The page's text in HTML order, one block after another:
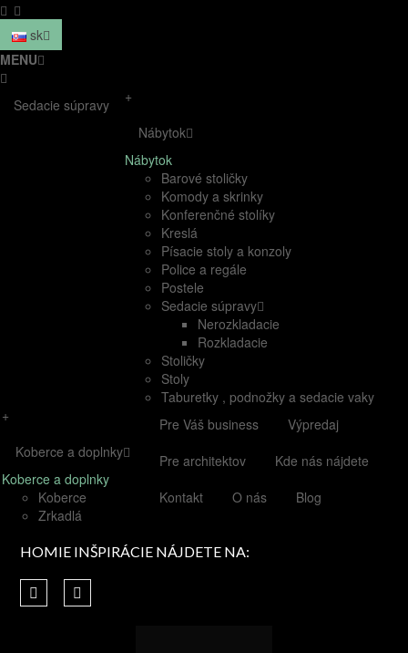
sk
MENU
Sedacie súpravy
+
Nábytok
Nábytok
Barové stoličky
Komody a skrinky
Konferenčné stolíky
Kreslá
Písacie stoly a konzoly
Police a regále
Postele
Sedacie súpravy
Nerozkladacie
Rozkladacie
Stoličky
Stoly
Taburetky , podnožky a sedacie vaky
+
Koberce a doplnky
Koberce a doplnky
Koberce
Zrkadlá
Pre Váš business
Výpredaj
Pre architektov
Kde nás nájdete
Kontakt
O nás Blog
HOMIE INŠPIRÁCIE NÁJDETE NA: